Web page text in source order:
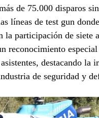
de 75.000 disparos
líneas de test gun
la participación de siete
reconocimiento
destacando
de seguridad y